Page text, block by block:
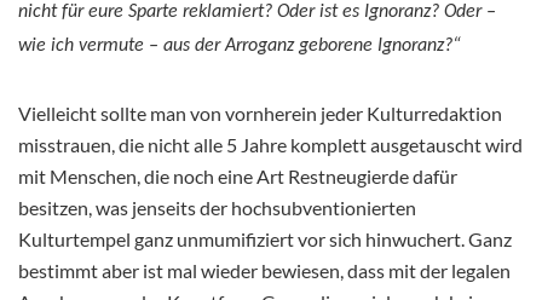
nicht für eure Sparte reklamiert? Oder ist es Ignoranz? Oder –
wie ich vermute – aus der Arroganz geborene Ignoranz?“
Vielleicht sollte man von vornherein jeder Kulturredaktion
misstrauen, die nicht alle 5 Jahre komplett ausgetauscht wird
mit Menschen, die noch eine Art Restneugierde dafür
besitzen, was jenseits der hochsubventionierten
Kulturtempel ganz unmumifiziert vor sich hinwuchert. Ganz
bestimmt aber ist mal wieder bewiesen, dass mit der legalen